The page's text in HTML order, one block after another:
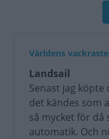
Världens
Landsail
Senast jag
det kändes som
så mycket för då
automatik. Och